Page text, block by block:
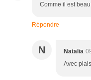
Comme il est
Répondre
N Natalia
Avec